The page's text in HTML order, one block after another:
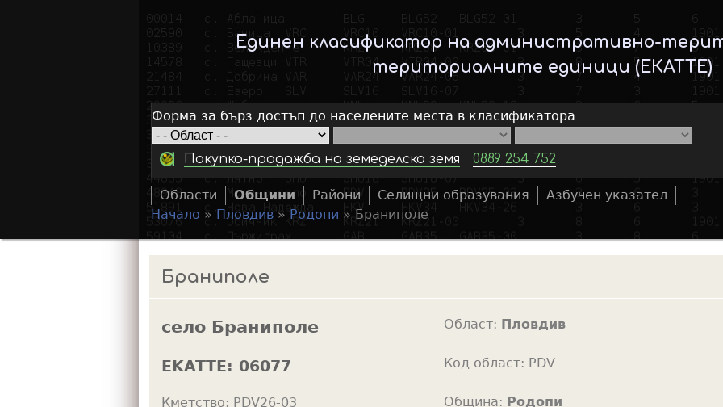
Skip
to
main
Единен класификатор на административно-
териториалните единици (ЕКАТТЕ)
Форма за бърз достъп до населените места в класификатора
Покупко-продажба на земеделска земя 0889 254 752
a
c
Области Общини Райони Селищни образувания Азбучен указател
o
Начало »Пловдив» Родопи » Браниполе
Браниполе
село Браниполе
EKATTE: 06077
Кметство: PDV26-03
Област: Пловдив
Код област: PDV
Община: Родопи